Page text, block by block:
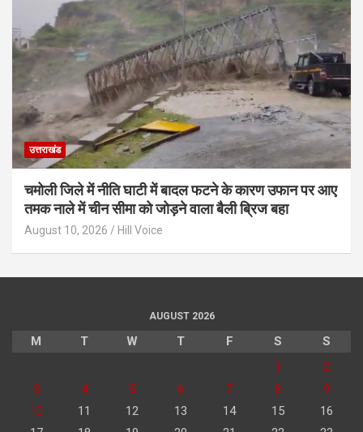
उत्तराखंड
चमोली जिले में नीति घाटी में बादल फटने के कारण उफान पर आए
तमक नाले में चीन सीमा को जोड़ने वाला बैली ब्रिज बहा
August 10, 2026 Hill Voice
AUGUST 2026
M T W T F S
S
1
2
3
4 5 6 7 8
9
10
11 12 13 14 15
16